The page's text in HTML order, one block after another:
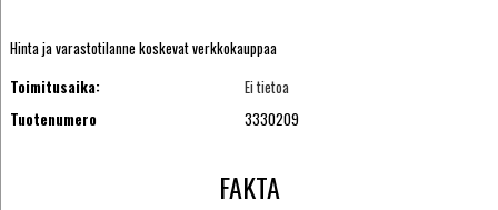
Hinta ja varastotilanne koskevat verkkokauppaa
Toimitusaika:
Ei tietoa
Tuotenumero
3330209
FAKTA